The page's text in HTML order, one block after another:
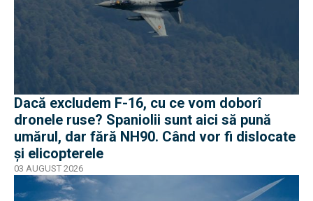
Dacă excludem F-16, cu ce vom doborî
dronele ruse? Spaniolii sunt aici să pună
umărul, dar fără NH90. Când vor fi dislocate
și elicopterele
03 AUGUST 2026